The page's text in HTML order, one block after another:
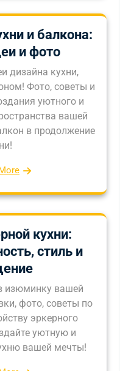
и балкона:
и фото
дизайна кухни,
Фото, советы и
уютного и
вашей
в продолжение
кухни:
стиль и
изюминку вашей
фото, советы по
эркерного
уютную и
вашей мечты!